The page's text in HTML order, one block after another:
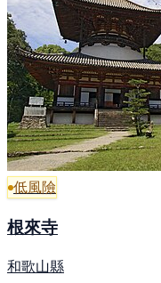
低風險
根來寺
和歌山縣